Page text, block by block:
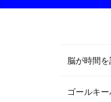
脳が時間
ゴールキ